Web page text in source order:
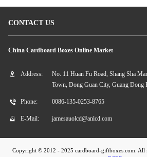
CONTACT US
China Cardboard Boxes Online Market
Address:
No. 11 Huan Fu Road, Shang Sha
Town, Dong Guan City, Guang Dong
Phone: 0086-135-0253-8765
E-Mail: jamesauolcd@anlcd.com
Copyright © 2012 - 2025 cardboard-giftboxes.com. All